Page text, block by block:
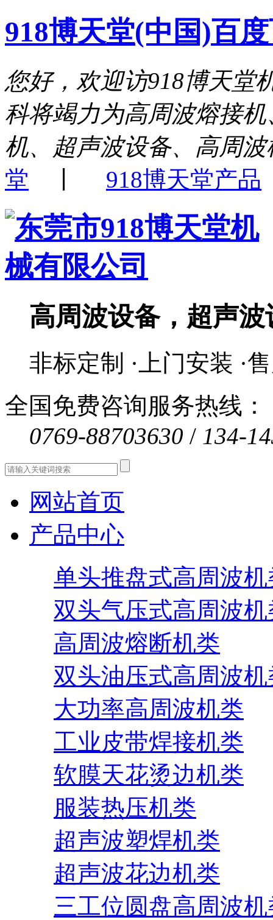
918博天堂(中国)百
您好，欢迎访918博天堂
科将竭力为高周波熔接
机、超声波设备、高周
堂
918博天堂产品
高周波设备，超声
非标定制 ·上门安装 ·
全国免费咨询服务热线：
0769-88703630 / 134-
网站首页
产品中心
单头推盘式高周波机
双头气压式高周波机
高周波熔断机类
双头油压式高周波机
大功率高周波机类
工业皮带焊接机类
软膜天花烫边机类
服装热压机类
超声波塑焊机类
超声波花边机类
三工位圆盘高周波机